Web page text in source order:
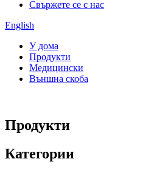
Свържете се с нас
English
У дома
Продукти
Медицински
Външна скоба
Продукти
Категории